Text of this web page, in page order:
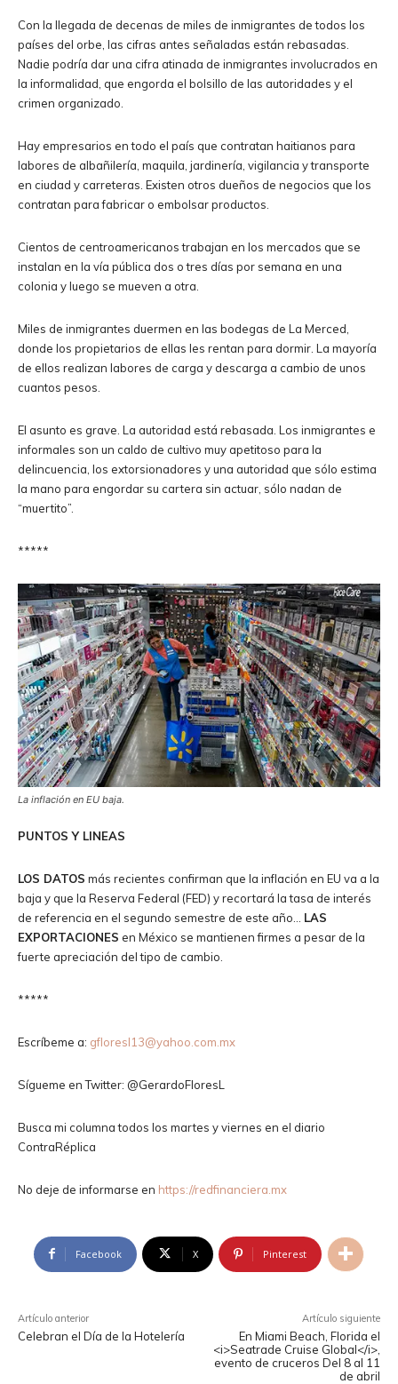
Con la llegada de decenas de miles de inmigrantes de todos los
países del orbe, las cifras antes señaladas están rebasadas.
Nadie podría dar una cifra atinada de inmigrantes involucrados en
la informalidad, que engorda el bolsillo de las autoridades y el
crimen organizado.
Hay empresarios en todo el país que contratan haitianos para
labores de albañilería, maquila, jardinería, vigilancia y transporte
en ciudad y carreteras. Existen otros dueños de negocios que los
contratan para fabricar o embolsar productos.
Cientos de centroamericanos trabajan en los mercados que se
instalan en la vía pública dos o tres días por semana en una
colonia y luego se mueven a otra.
Miles de inmigrantes duermen en las bodegas de La Merced,
donde los propietarios de ellas les rentan para dormir. La mayoría
de ellos realizan labores de carga y descarga a cambio de unos
cuantos pesos.
El asunto es grave. La autoridad está rebasada. Los inmigrantes e
informales son un caldo de cultivo muy apetitoso para la
delincuencia, los extorsionadores y una autoridad que sólo estima
la mano para engordar su cartera sin actuar, sólo nadan de
“muertito”.
*****
La inflación en EU baja.
PUNTOS Y LINEAS
LOS DATOS más recientes confirman que la inflación en EU va a la
baja y que la Reserva Federal (FED) y recortará la tasa de interés
de referencia en el segundo semestre de este año… LAS
EXPORTACIONES en México se mantienen firmes a pesar de la
fuerte apreciación del tipo de cambio.
*****
Escríbeme a: gfloresl13@yahoo.com.mx
Sígueme en Twitter: @GerardoFloresL
Busca mi columna todos los martes y viernes en el diario
ContraRéplica
No deje de informarse en https://redfinanciera.mx
Facebook X Pinterest
Artículo anterior
Celebran el Día de la Hotelería
Artículo siguiente
En Miami Beach, Florida el
<i>Seatrade Cruise Global</i>,
evento de cruceros Del 8 al 11
de abril